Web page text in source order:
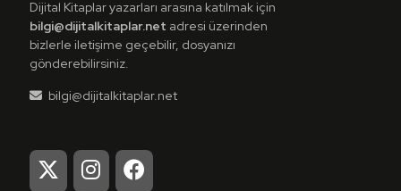
Dijital Kitaplar yazarları arasına katılmak için
bilgi@dijitalkitaplar.net adresi üzerinden
bizlerle iletişime geçebilir, dosyanızı
gönderebilirsiniz.
bilgi@dijitalkitaplar.net